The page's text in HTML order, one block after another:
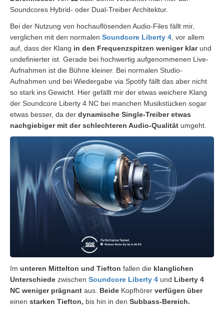
Soundcores Hybrid- oder Dual-Treiber Architektur.
Bei der Nutzung von hochauflösenden Audio-Files fällt mir,
verglichen mit den normalen Soundcore Liberty 4 , vor allem
auf, dass der Klang in den Frequenzspitzen weniger klarund
undefinierter ist. Gerade bei hochwertig aufgenommenen Live-
Aufnahmen ist die Bühne kleiner. Bei normalen Studio-
Aufnahmen und bei Wiedergabe via Spotify fällt das aber nicht
so stark ins Gewicht. Hier gefällt mir der etwas weichere Klang
der Soundcore Liberty 4 NC bei manchen Musikstücken sogar
etwas besser, da der dynamische Single-Treiber etwas
nachgiebiger mit der schlechteren Audio-Qualität umgeht.
Im unteren Mittelton und Tiefton fallen die klanglichen
Unterschiede zwischen Soundcore Liberty 4 und Liberty 4
NC weniger prägnant aus. Beide Kopfhörer verfügen über
einen starken Tiefton, bis hin in den Subbass-Bereich.